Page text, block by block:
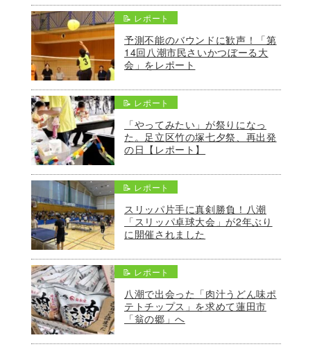
📝 レポート
予測不能のバウンドに歓声！「第
14回八潮市民さいかつぼーる大
会」をレポート
📝 レポート
「やってみたい」が祭りになっ
た。足立区竹の塚七夕祭、再出発
の日【レポート】
📝 レポート
スリッパ片手に真剣勝負！八潮
「スリッパ卓球大会」が2年ぶり
に開催されました
📝 レポート
八潮で出会った「肉汁うどん味ポ
テトチップス」を求めて蓮田市
「翁の郷」へ